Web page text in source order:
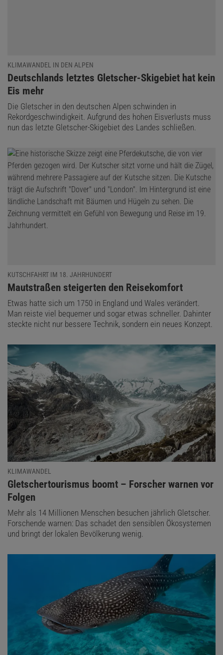
KLIMAWANDEL IN DEN ALPEN
:
Deutschlands letztes Gletscher-Skigebiet hat kein
Eis mehr
Die Gletscher in den deutschen Alpen schwinden in
Rekordgeschwindigkeit. Aufgrund des hohen Eisverlusts muss
nun das letzte Gletscher-Skigebiet des Landes schließen.
KUTSCHFAHRT IM 18. JAHRHUNDERT
:
Mautstraßen steigerten den Reisekomfort
Etwas hatte sich um 1750 in England und Wales verändert.
Man reiste viel bequemer und sogar etwas schneller. Dahinter
steckte nicht nur bessere Technik, sondern ein neues Konzept.
KLIMAWANDEL
:
Gletschertourismus boomt – Forscher warnen vor
Folgen
Mehr als 14 Millionen Menschen besuchen jährlich Gletscher.
Forschende warnen: Das schadet den sensiblen Ökosystemen
und bringt der lokalen Bevölkerung wenig.